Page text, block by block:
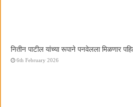
नितीन पाटील यांच्या रूपाने पनवेलला मिळणार
6th February 2026